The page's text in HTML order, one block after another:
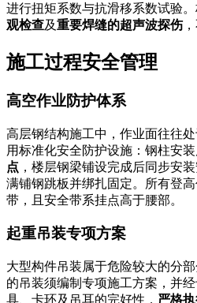
进行扭矩系数与抗滑移系数试验
观检查及重要焊缝的超声波探伤
施工过程安全管理
高空作业防护体系
高层钢结构施工中，作业面往往
用标准化安全防护设施：钢柱安
点 ，楼层钢梁铺设完成后同步安
满铺钢跳板并绑扎固定。所有登
带，且安全带系挂点高于腰部。
起重吊装专项方案
大型构件吊装属于危险较大的分
的吊装须编制专项施工方案，并
具、卡环及吊耳的完好性， 严格